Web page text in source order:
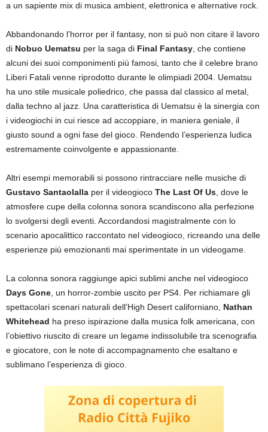
a un sapiente mix di musica ambient, elettronica e alternative rock.
Abbandonando l’horror per il fantasy, non si può non citare il lavoro
di Nobuo Uematsu per la saga di Final Fantasy, che contiene
alcuni dei suoi componimenti più famosi, tanto che il celebre brano
Liberi Fatali venne riprodotto durante le olimpiadi 2004. Uematsu
ha uno stile musicale poliedrico, che passa dal classico al metal,
dalla techno al jazz. Una caratteristica di Uematsu è la sinergia con
i videogiochi in cui riesce ad accoppiare, in maniera geniale, il
giusto sound a ogni fase del gioco. Rendendo l’esperienza ludica
estremamente coinvolgente e appassionante.
Altri esempi memorabili si possono rintracciare nelle musiche di
Gustavo Santaolalla per il videogioco The Last Of Us, dove le
atmosfere cupe della colonna sonora scandiscono alla perfezione
lo svolgersi degli eventi. Accordandosi magistralmente con lo
scenario apocalittico raccontato nel videogioco, ricreando una delle
esperienze più emozionanti mai sperimentate in un videogame.
La colonna sonora raggiunge apici sublimi anche nel videogioco
Days Gone, un horror-zombie uscito per PS4. Per richiamare gli
spettacolari scenari naturali dell’High Desert californiano, Nathan
Whitehead ha preso ispirazione dalla musica folk americana, con
l’obiettivo riuscito di creare un legame indissolubile tra scenografia
e giocatore, con le note di accompagnamento che esaltano e
sublimano l’esperienza di gioco.